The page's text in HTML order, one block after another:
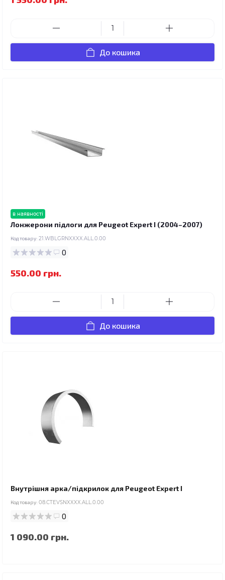
До кошика
в наявності
Лонжерони підлоги для Peugeot Expert I (2004–2007)
Код товару: 21.WBLGRNXXXX.ALL.0.00
0
550.00 грн.
До кошика
Внутрішня арка/підкрилок для Peugeot Expert I
Код товару: 08.CTEVSNXXXX.ALL.0.00
0
1 090.00 грн.